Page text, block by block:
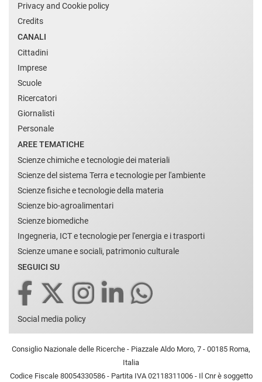
Privacy and Cookie policy
Credits
CANALI
Cittadini
Imprese
Scuole
Ricercatori
Giornalisti
Personale
AREE TEMATICHE
Scienze chimiche e tecnologie dei materiali
Scienze del sistema Terra e tecnologie per l'ambiente
Scienze fisiche e tecnologie della materia
Scienze bio-agroalimentari
Scienze biomediche
Ingegneria, ICT e tecnologie per l'energia e i trasporti
Scienze umane e sociali, patrimonio culturale
SEGUICI SU
Social media policy
Consiglio Nazionale delle Ricerche - Piazzale Aldo Moro, 7 - 00185 Roma,
Italia
Codice Fiscale 80054330586 - Partita IVA 02118311006 - Il Cnr è soggetto